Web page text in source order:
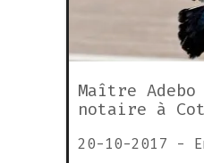
Maître
notaire à
20-10-2017 -